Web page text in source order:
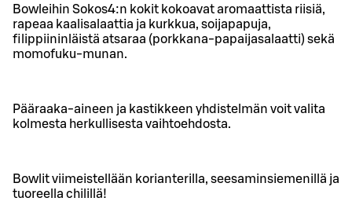
Bowleihin Sokos4:n kokit kokoavat aromaattista riisiä,
rapeaa kaalisalaattia ja kurkkua, soijapapuja,
filippiininläistä atsaraa (porkkana-papaijasalaatti) sekä
momofuku-munan.
Pääraaka-aineen ja kastikkeen yhdistelmän voit valita
kolmesta herkullisesta vaihtoehdosta.
Bowlit viimeistellään korianterilla, seesaminsiemenillä ja
tuoreella chilillä!